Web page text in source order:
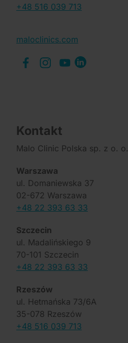
+48 516 039 713
maloclinics.com
Kontakt
Malo Clinic Polska sp. z o. o.
Warszawa
ul. Domaniewska 37
02-672 Warszawa
+48 22 393 63 33
Szczecin
ul. Madalińskiego 9
70-101 Szczecin
+48 22 393 63 33
Rzeszów
ul. Hetmańska 73/6A
35-078 Rzeszów
+48 516 039 713